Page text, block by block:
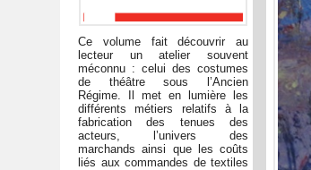
Ce volume fait découvrir au
lecteur un atelier souvent
méconnu : celui des costumes
de théâtre sous l’Ancien
Régime. Il met en lumière les
différents métiers relatifs à la
fabrication des tenues des
acteurs, l’univers des
marchands ainsi que les coûts
liés aux commandes de textiles